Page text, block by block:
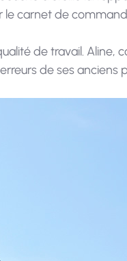
le carnet de
de travail. Aline,
de ses anciens